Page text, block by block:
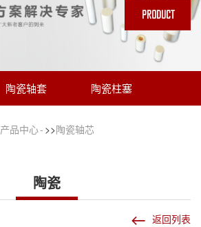
PRODUCT
陶瓷轴套 陶瓷柱塞
产品中心 >>陶瓷轴芯
陶瓷
返回列表